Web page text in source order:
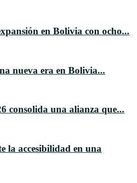
en Bolivia con ocho...
nueva era en Bolivia...
consolida una alianza que...
la accesibilidad en una